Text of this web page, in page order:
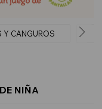
Y CANGUROS
NIÑA